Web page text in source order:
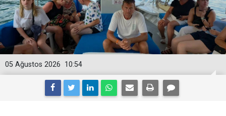
10:54
05 Ağustos 2026